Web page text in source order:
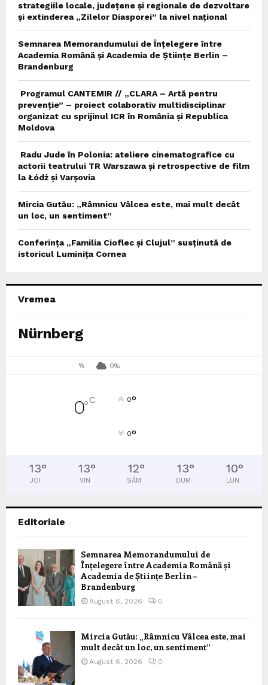
strategiile locale, județene și regionale de dezvoltare
și extinderea „Zilelor Diasporei” la nivel național
Semnarea Memorandumului de Înțelegere între
Academia Română și Academia de Științe Berlin –
Brandenburg
Programul CANTEMIR // „CLARA – Artă pentru
prevenție” – proiect colaborativ multidisciplinar
organizat cu sprijinul ICR în România și Republica
Moldova
Radu Jude în Polonia: ateliere cinematografice cu
actorii teatrului TR Warszawa și retrospective de film
la Łódź și Varșovia
Mircia Gutău: „Râmnicu Vâlcea este, mai mult decât
un loc, un sentiment”
Conferința „Familia Cioflec și Clujul” susținută de
istoricul Luminița Cornea
Vremea
Nürnberg
% 0%
0°C 0°
0°
13°
JOI
13°
VIN
12°
SÂM
13°
DUM
10°
LUN
Editoriale
Semnarea Memorandumului de
Înțelegere între Academia Română și
Academia de Științe Berlin –
Brandenburg
August 6, 2026 0
Mircia Gutău: „Râmnicu Vâlcea este, mai
mult decât un loc, un sentiment”
August 6, 2026 0